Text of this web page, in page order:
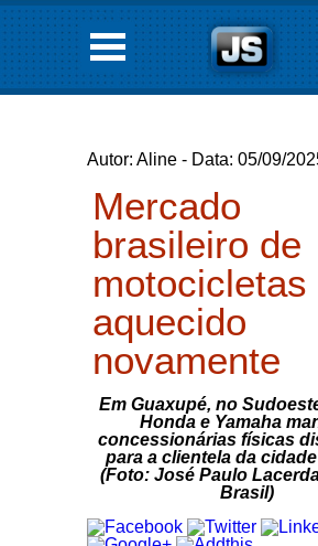
Autor: Aline - Data: 05/09/
Mercado
brasileiro de
motocicletas
aquecido
novamente
Em Guaxupé, no
Honda e Yamaha
concessionárias físicas
para a clientela da
(Foto: José Paulo
Brasil)